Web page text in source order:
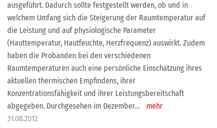
ausgeführt. Dadurch sollte festgestellt werden, ob und in
welchem Umfang sich die Steigerung der Raumtemperatur auf
die Leistung und auf physiologische Parameter
(Hauttemperatur, Hautfeuchte, Herzfrequenz) auswirkt. Zudem
haben die Probanden bei den verschiedenen
Raumtemperaturen auch eine persönliche Einschätzung ihres
aktuellen thermischen Empfindens, ihrer
Konzentrationsfähigkeit und ihrer Leistungsbereitschaft
abgegeben. Durchgesehen im Dezember…
mehr
31.08.2012